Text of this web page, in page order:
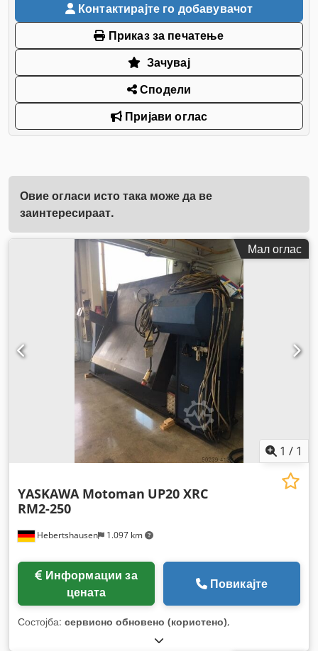
Контактирајте го добавувачот
Приказ за печатење
Зачувај
Сподели
Пријави оглас
Овие огласи исто така може да ве
заинтересираат.
Мал оглас
1 / 1
Hebertshausen 1.097 km
YASKAWA Motoman UP20 XRC
RM2-250
цената
Повикајте
Состојба: сервисно обновено (користено),